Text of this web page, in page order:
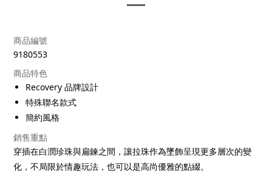
商品編號
9180553
商品特色
Recovery 品牌設計
特殊聯名款式
簡約風格
銷售重點
穿插在白潤珍珠與扁鍊之間，讓拉珠作為墜飾呈現更多層次的變
化，不局限於情趣玩法，也可以是高尚優雅的點綴。